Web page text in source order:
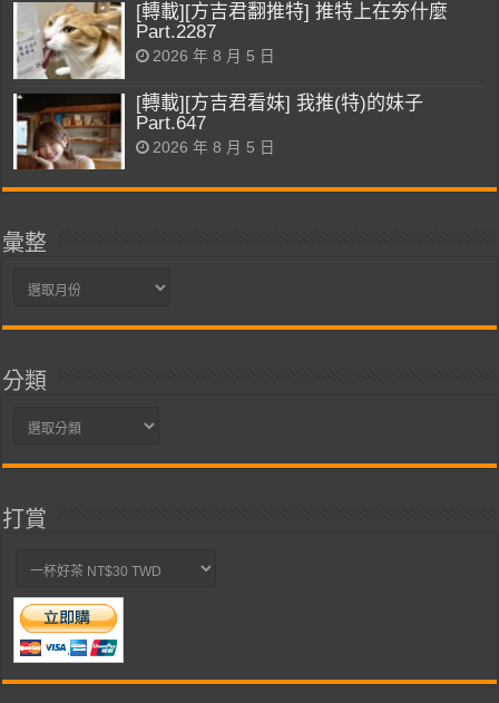
[轉載][方吉君翻推特] 推特上在夯什麼
Part.2287
2026 年 8 月 5 日
[轉載][方吉君看妹] 我推(特)的妹子
Part.647
2026 年 8 月 5 日
彙整
彙
分類
分
打賞